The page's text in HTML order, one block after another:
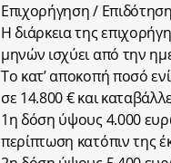
Επιχορήγηση / Επιδότηση
Η διάρκεια της
μηνών ισχύει από την
Το κατ’ αποκοπή ποσό
σε 14.800 € και
1η δόση ύψους 4.000
περίπτωση κατόπιν της